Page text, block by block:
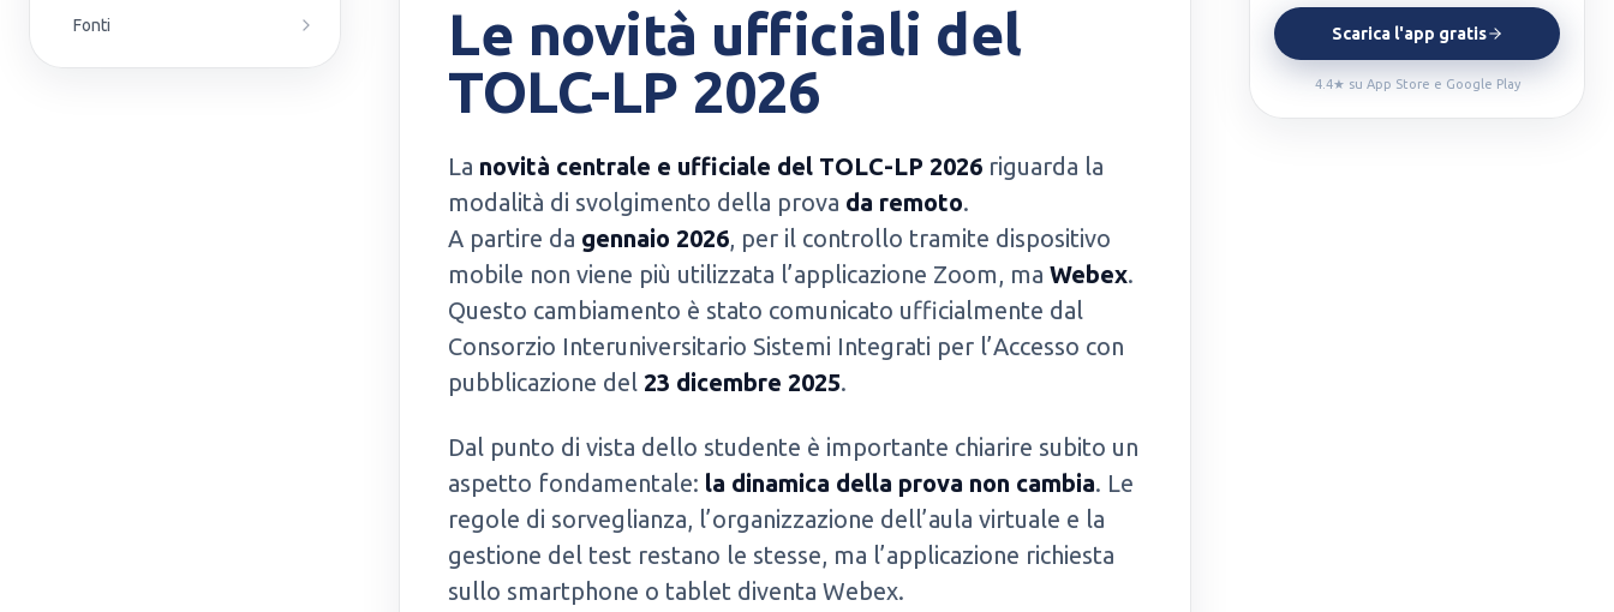
Fonti
Le novità ufficiali del
TOLC-LP 2026
La novità centrale e ufficiale del TOLC-LP 2026 riguarda la
modalità di svolgimento della prova da remoto.
A partire da gennaio 2026, per il controllo tramite dispositivo
mobile non viene più utilizzata l’applicazione Zoom, ma Webex.
Questo cambiamento è stato comunicato ufficialmente dal
Consorzio Interuniversitario Sistemi Integrati per l’Accesso con
pubblicazione del 23 dicembre 2025.
Dal punto di vista dello studente è importante chiarire subito un
aspetto fondamentale: la dinamica della prova non cambia. Le
regole di sorveglianza, l’organizzazione dell’aula virtuale e la
gestione del test restano le stesse, ma l’applicazione richiesta
sullo smartphone o tablet diventa Webex.
Scarica l'app gratis
4.4★ su App Store e Google Play